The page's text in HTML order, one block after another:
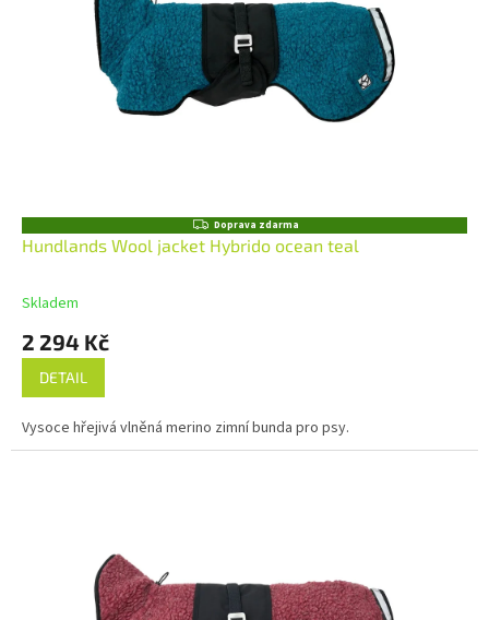
Z
D
A
Doprava zdarma
Hundlands Wool jacket Hybrido ocean teal
Skladem
2 294 Kč
DETAIL
Vysoce hřejivá vlněná merino zimní bunda pro psy.